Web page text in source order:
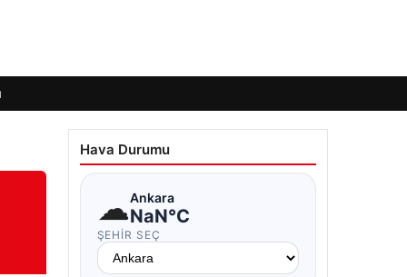
Hava Durumu
☁Ankara
NaN°C
ŞEHIR SEÇ